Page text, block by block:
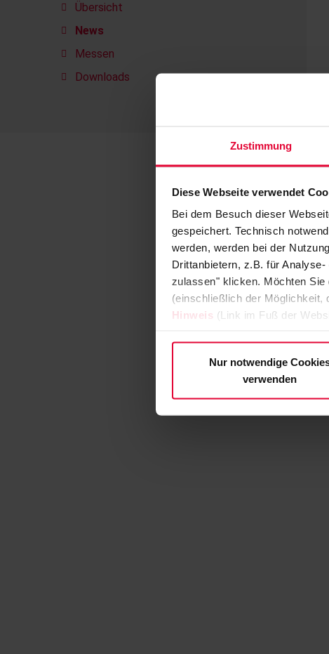
Zustimmung
Diese Webseite verwendet
Bei dem Besuch dieser
gespeichert. Technisch
werden, werden bei der
Drittanbietern, z.B. für
zulassen" klicken. Möchten
(einschließlich der Möglichkeit,
Hinweis (Link im Fuß der
Nur notwendige
verwenden
Übersicht
News
Messen
Downloads